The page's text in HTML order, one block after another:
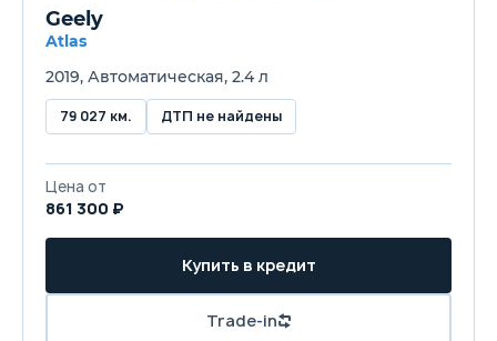
Geely
Atlas
2019, Автоматическая, 2.4 л
79 027 км. ДТП не найдены
Цена от
861 300 ₽
Купить в кредит
Trade-in